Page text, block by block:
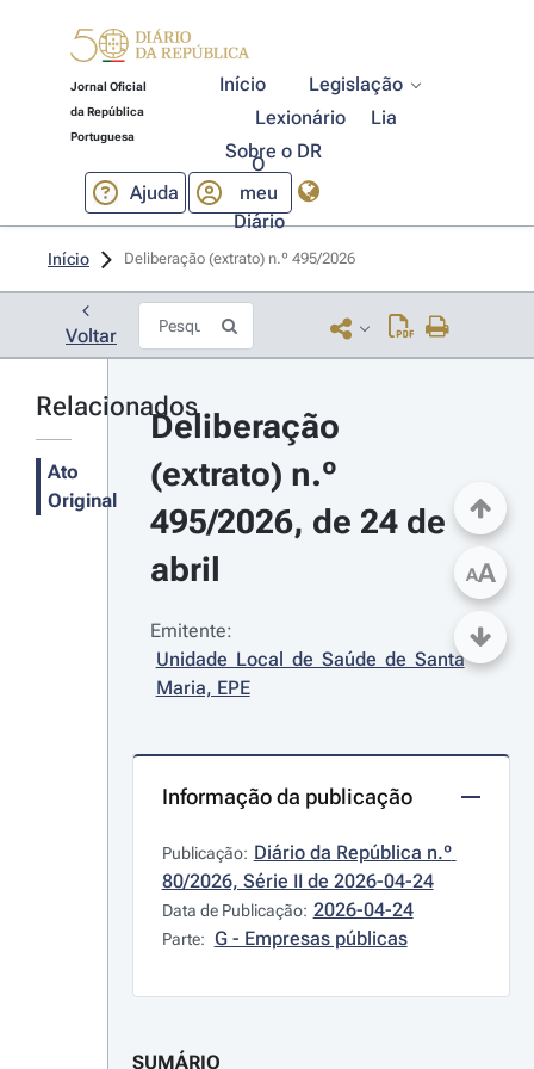
Jornal Oficial
da República
Portuguesa
Início
Legislação
Lexionário
Lia
Sobre o DR
Ajuda
O
meu
Diário
Início Deliberação (extrato) n.º 495/2026
Voltar
Relacionados
Ato
Original
Deliberação
(extrato) n.º
495/2026, de 24 de
abril
Emitente:
Unidade Local de Saúde de Santa
Maria, EPE
Informação da publicação
Publicação: Diário da República n.º
80/2026, Série II de 2026-04-24
Data de Publicação: 2026-04-24
Parte: G - Empresas públicas
SUMÁRIO
AA